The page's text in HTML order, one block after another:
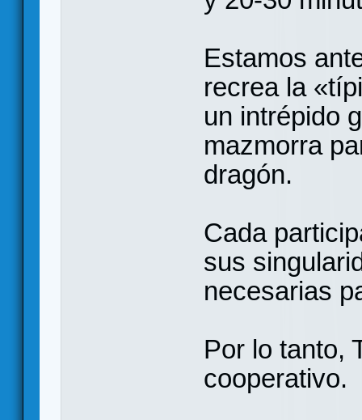
Estamos
recrea la
un intrépido
mazmorra
dragón.
Cada
sus
necesarias
Por lo tanto,
cooperativo.